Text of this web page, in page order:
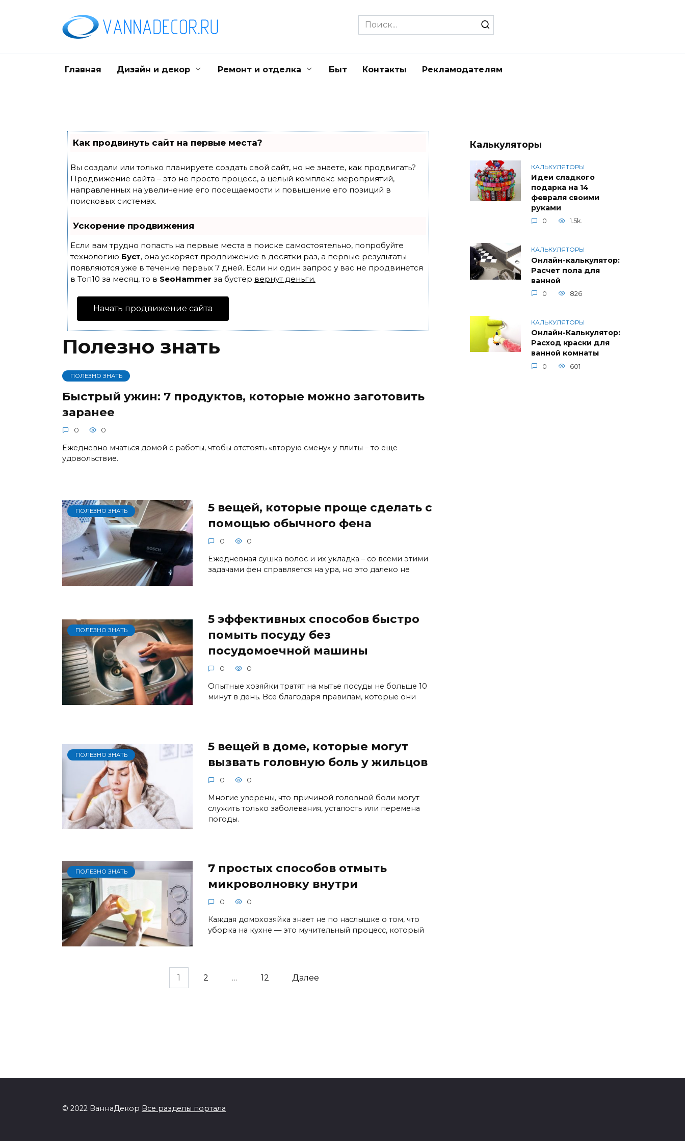
Search
for:
Главная Дизайн и декор Ремонт и отделка Быт Контакты Рекламодателям
Как продвинуть сайт на первые места?
Вы создали или только планируете создать свой сайт, но не знаете, как продвигать?
Продвижение сайта – это не просто процесс, а целый комплекс мероприятий,
направленных на увеличение его посещаемости и повышение его позиций в
поисковых системах.
Ускорение продвижения
Если вам трудно попасть на первые места в поиске самостоятельно, попробуйте
технологию Буст, она ускоряет продвижение в десятки раз, а первые результаты
появляются уже в течение первых 7 дней. Если ни один запрос у вас не продвинется
в Топ10 за месяц, то в SeoHammer за бустер вернут деньги.
Начать продвижение сайта
Полезно знать
ПОЛЕЗНО ЗНАТЬ
Быстрый ужин: 7 продуктов, которые можно заготовить
заранее
0 0
Ежедневно мчаться домой с работы, чтобы отстоять «вторую смену» у плиты – то еще
удовольствие.
ПОЛЕЗНО ЗНАТЬ
5 вещей, которые проще сделать с
помощью обычного фена
0 0
Ежедневная сушка волос и их укладка – со всеми этими
задачами фен справляется на ура, но это далеко не
ПОЛЕЗНО ЗНАТЬ
5 эффективных способов быстро
помыть посуду без
посудомоечной машины
0 0
Опытные хозяйки тратят на мытье посуды не больше 10
минут в день. Все благодаря правилам, которые они
ПОЛЕЗНО ЗНАТЬ
5 вещей в доме, которые могут
вызвать головную боль у жильцов
0 0
Многие уверены, что причиной головной боли могут
служить только заболевания, усталость или перемена
погоды.
ПОЛЕЗНО ЗНАТЬ
7 простых способов отмыть
микроволновку внутри
0 0
Каждая домохозяйка знает не по наслышке о том, что
уборка на кухне — это мучительный процесс, который
1 2 … 12 Далее
Калькуляторы
КАЛЬКУЛЯТОРЫ
Идеи сладкого
подарка на 14
февраля своими
руками
0 1.5k.
КАЛЬКУЛЯТОРЫ
Онлайн-калькулятор:
Расчет пола для
ванной
0 826
КАЛЬКУЛЯТОРЫ
Онлайн-Калькулятор:
Расход краски для
ванной комнаты
0 601
© 2022 ВаннаДекор Все разделы портала